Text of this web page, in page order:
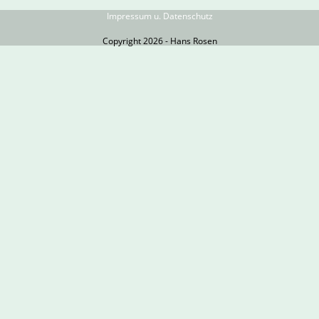
Impressum u. Datenschutz
Copyright 2026 - Hans Rosen